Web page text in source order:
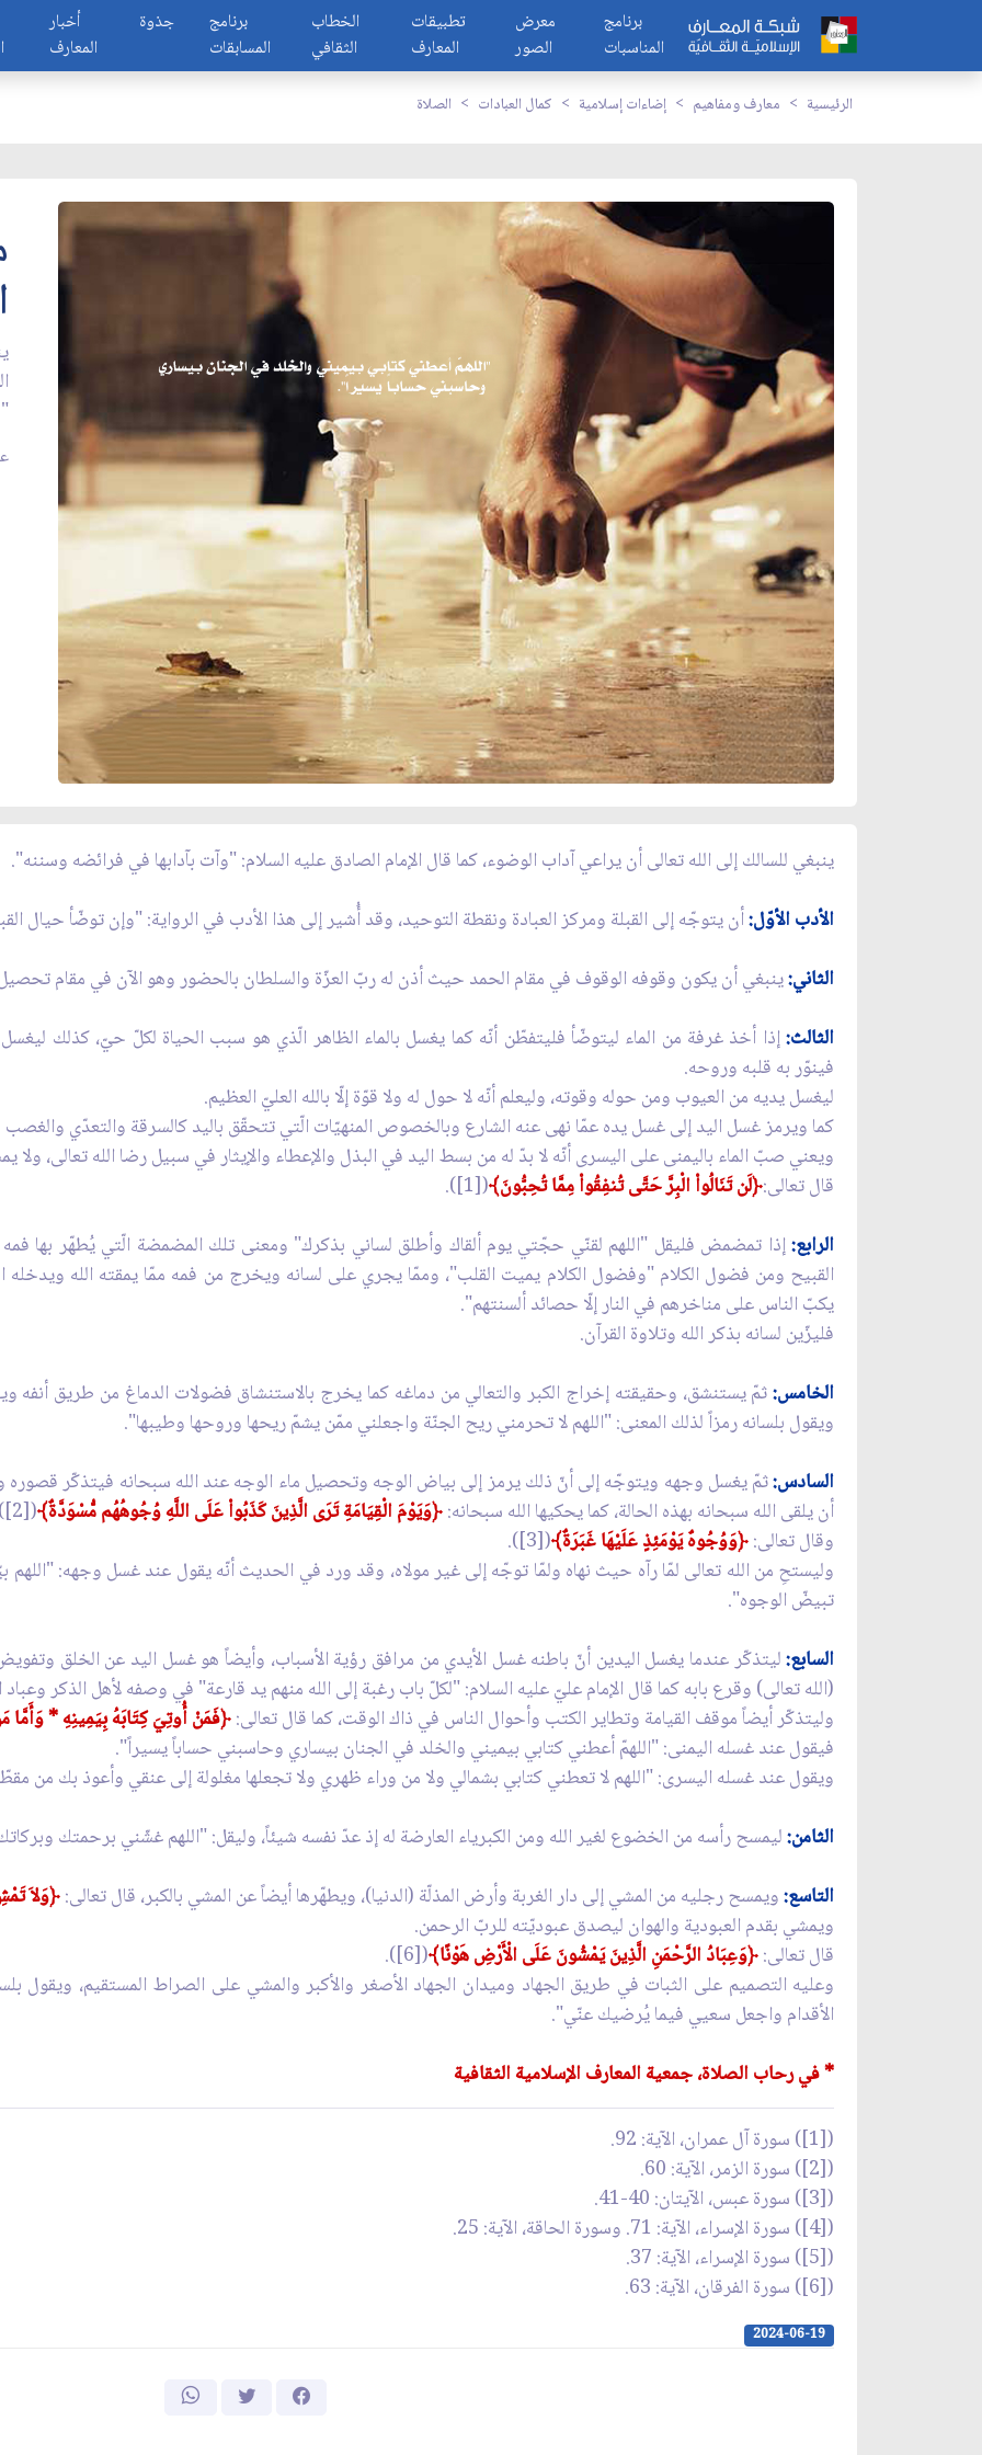
أخبار
المعارف
جذوة
برنامج
المسابقات
الخطاب
الثقافي
تطبيقات
المعارف
معرض
الصور
برنامج
المناسبات
الرئيسية معارف ومفاهيم إضاءات إسلامية كمال العبادات الصلاة
ينبغي للسالك إلى الله تعالى أن يراعي آداب الوضوء، كما قال الإمام الصادق عليه السلام: "وآت بآدابها في فرائضه وسننه".
الأدب الأوّل:أن يتوجّه إلى القبلة ومركز العبادة ونقطة التوحيد، وقد أُشير إلى هذا الأدب في الرواية: "وإن توضّأ حيال
الثاني:ينبغي أن يكون وقوفه الوقوف في مقام الحمد حيث أذن له ربّ العزّة والسلطان بالحضور وهو الآن في مقام
الثالث:إذا أخذ غرفة من الماء ليتوضّأ فليتفطّن أنّه كما يغسل بالماء الظاهر الّذي هو سبب الحياة لكلّ حيّ، كذلك ليغسل
فينوّر به قلبه وروحه.
ليغسل يديه من العيوب ومن حوله وقوته، وليعلم أنّه لا حول له ولا قوّة إلّا بالله العليّ العظيم.
كما ويرمز غسل اليد إلى غسل يده عمّا نهى عنه الشارع وبالخصوص المنهيّات الّتي تتحقّق باليد كالسرقة والتعدّي والغصب
ويعني صبّ الماء باليمنى على اليسرى أنّه لا بدّ له من بسط اليد في البذل والإعطاء والإيثار في سبيل رضا الله تعالى، ولا
قال تعالى:﴿لَن تَنَالُواْ الْبِرَّ حَتَّى تُنفِقُواْ مِمَّا تُحِبُّونَ﴾([1]).
الرابع:إذا تمضمض فليقل "اللهم لقنّي حجّتي يوم ألقاك وأطلق لساني بذكرك" ومعنى تلك المضمضة الّتي يُطهّر بها
القبيح ومن فضول الكلام "وفضول الكلام يميت القلب"، وممّا يجري على لسانه ويخرج من فمه ممّا يمقته الله ويدخله
يكبّ الناس على مناخرهم في النار إلّا حصائد ألسنتهم".
فليزّين لسانه بذكر الله وتلاوة القرآن.
الخامس:ثمّ يستنشق، وحقيقته إخراج الكبر والتعالي من دماغه كما يخرج بالاستنشاق فضولات الدماغ من طريق أنفه
ويقول بلسانه رمزاً لذلك المعنى: "اللهم لا تحرمني ريح الجنّة واجعلني ممّن يشمّ ريحها وروحها وطيبها".
السادس:ثمّ يغسل وجهه ويتوجّه إلى أنّ ذلك يرمز إلى بياض الوجه وتحصيل ماء الوجه عند الله سبحانه فيتذكّر
أن يلقى الله سبحانه بهذه الحالة، كما يحكيها الله سبحانه:﴿وَيَوْمَ الْقِيَامَةِ تَرَى الَّذِينَ كَذَبُواْ عَلَى اللَّهِ وُجُوهُهُم مُّسْوَدَّةٌ﴾([2]).
وقال تعالى:﴿وَوُجُوهٌ يَوْمَئِذٍ عَلَيْهَا غَبَرَةٌ﴾([3]).
وليستحِ من الله تعالى لمّا رآه حيث نهاه ولمّا توجّه إلى غير مولاه، وقد ورد في الحديث أنّه يقول عند غسل وجهه:
تبيضّ الوجوه".
السابع:ليتذكّر عندما يغسل اليدين أنّ باطنه غسل الأيدي من مرافق رؤية الأسباب، وأيضاً هو غسل اليد عن الخلق
(الله تعالى) وقرع بابه كما قال الإمام عليّ عليه السلام: "لكلّ باب رغبة إلى الله منهم يد قارعة" في وصفه لأهل الذكر وعباد
وليتذكّر أيضاً موقف القيامة وتطاير الكتب وأحوال الناس في ذاك الوقت، كما قال تعالى:﴿فَمَنْ أُوتِيَ كِتَابَهُ بِيَمِينِهِ * وَأَمَّا
فيقول عند غسله اليمنى: "اللهمّ أعطني كتابي بيميني والخلد في الجنان بيساري وحاسبني حساباً يسيراً".
ويقول عند غسله اليسرى: "اللهم لا تعطني كتابي بشمالي ولا من وراء ظهري ولا تجعلها مغلولة إلى عنقي وأعوذ بك من
الثامن:ليمسح رأسه من الخضوع لغير الله ومن الكبرياء العارضة له إذ عدّ نفسه شيئاً، وليقل: "اللهم غشّني برحمتك
التاسع:ويمسح رجليه من المشي إلى دار الغربة وأرض المذلّة (الدنيا)، ويطهّرها أيضاً عن المشي بالكبر، قال تعالى:﴿وَلاَ
ويمشي بقدم العبودية والهوان ليصدق عبوديّته للربّ الرحمن.
قال تعالى:﴿وَعِبَادُ الرَّحْمَنِ الَّذِينَ يَمْشُونَ عَلَى الْأَرْضِ هَوْنًا﴾([6]).
وعليه التصميم على الثبات في طريق الجهاد وميدان الجهاد الأصغر والأكبر والمشي على الصراط المستقيم، ويقول
الأقدام واجعل سعيي فيما يُرضيك عنّي".
* في رحاب الصلاة، جمعية المعارف الإسلامية الثقافية
([1]) سورة آل عمران، الآية: 92.
([2]) سورة الزمر، الآية: 60.
([3]) سورة عبس، الآيتان: 40-41.
([4]) سورة الإسراء، الآية: 71. وسورة الحاقة، الآية: 25.
([5]) سورة الإسراء، الآية: 37.
([6]) سورة الفرقان، الآية: 63.
2024-06-19